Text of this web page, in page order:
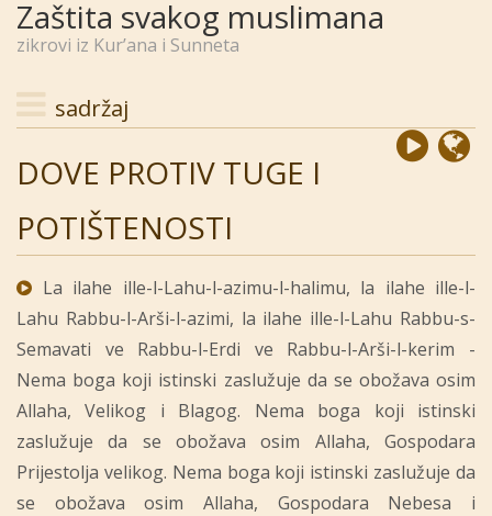
Zaštita svakog muslimana
zikrovi iz Kur’ana i Sunneta
sadržaj
DOVE PROTIV TUGE I
POTIŠTENOSTI
La ilahe ille-l-Lahu-l-azimu-l-halimu, la ilahe ille-l-
Lahu Rabbu-l-Arši-l-azimi, la ilahe ille-l-Lahu Rabbu-s-
Semavati ve Rabbu-l-Erdi ve Rabbu-l-Arši-l-kerim -
Nema boga koji istinski zaslužuje da se obožava osim
Allaha, Velikog i Blagog. Nema boga koji istinski
zaslužuje da se obožava osim Allaha, Gospodara
Prijestolja velikog. Nema boga koji istinski zaslužuje da
se obožava osim Allaha, Gospodara Nebesa i